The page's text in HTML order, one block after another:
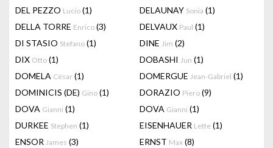
DEL PEZZO Lucio (1) DELAUNAY Sonia (1)
DELLA TORRE Enrico (3) DELVAUX Paul (1)
DI STASIO Stefano (1) DINE Jim (2)
DIX Otto (1) DOBASHI Jun (1)
DOMELA César (1) DOMERGUE Jean-Gabriel (1)
DOMINICIS (DE) Gino (1) DORAZIO Piero (9)
DOVA Gianni (1) DOVA Gianni (1)
DURKEE Stephen (1) EISENHAUER Lette (1)
ENSOR James (3) ERNST Max (8)